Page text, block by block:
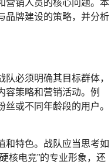
营销人员的核心问题。本
品牌建设的策略，并分析
必须明确其目标群体，
容策略和营销活动。例
或不同年龄段的用户。
和特色。战队应当思考如
核电竞”的专业形象，还